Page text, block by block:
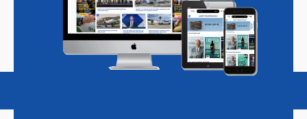
Magazine Podcasts Vacatures